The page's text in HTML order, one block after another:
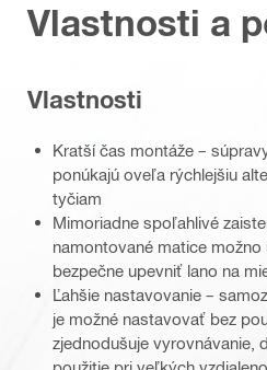
Vlastnosti a
Vlastnosti
Kratší čas montáže –
ponúkajú oveľa rýchlejšiu
tyčiam
Mimoriadne spoľahlivé
namontované matice
bezpečne upevniť lano na
Ľahšie nastavovanie –
je možné nastavovať bez
zjednodušuje vyrovnávanie,